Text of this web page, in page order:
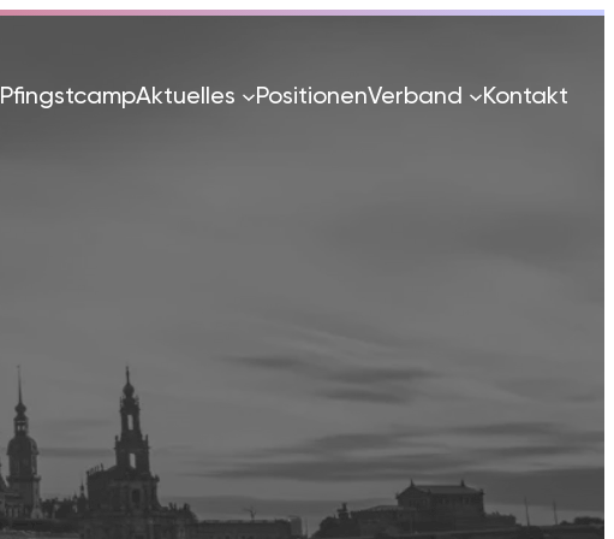
PfingstcampAktuelles PositionenVerband Kontakt